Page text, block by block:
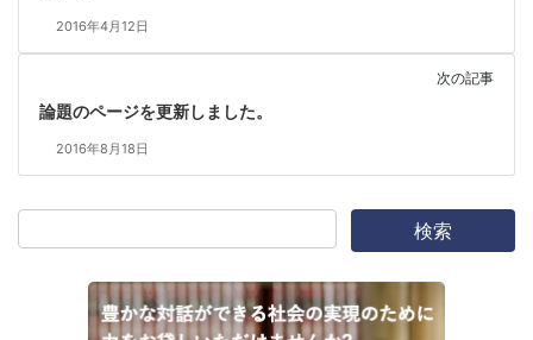
2016年4月12日
次の記事
論題のページを更新しました。
2016年8月18日